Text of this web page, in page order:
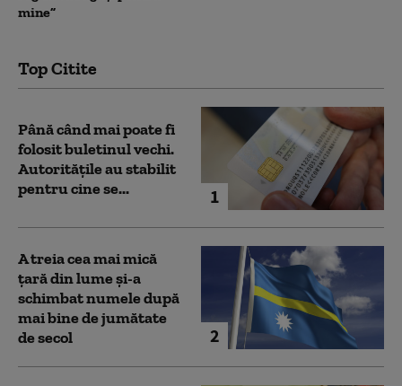
mine”
Top Citite
1
Până când mai poate fi
folosit buletinul vechi.
Autoritățile au stabilit
pentru cine se...
2
A treia cea mai mică
țară din lume și-a
schimbat numele după
mai bine de jumătate
de secol